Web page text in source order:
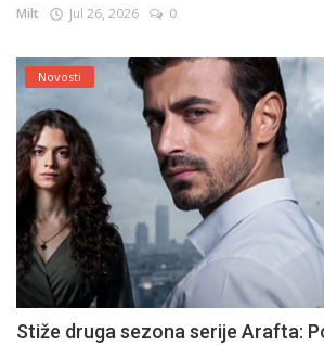
Milt Jul 26, 2026 0
Novosti
Stiže druga sezona serije Arafta: